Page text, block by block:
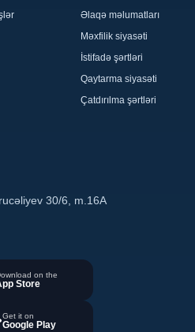
Əlaqə məlumatları
Məxfilik siyasəti
İstifadə şərtləri
Qaytarma siyasəti
Çatdırılma şərtləri
30/6, m.16A
on the
Store
Get it on
Google Play